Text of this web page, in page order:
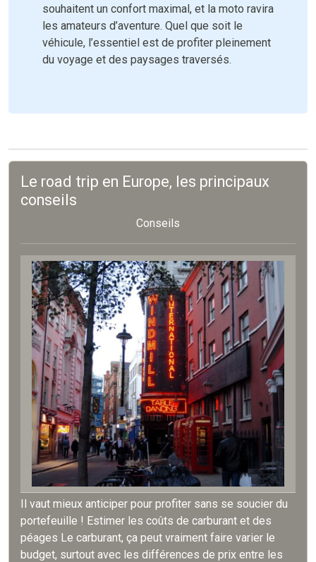
souhaitent un confort maximal, et la moto ravira
les amateurs d’aventure. Quel que soit le
véhicule, l’essentiel est de profiter pleinement
du voyage et des paysages traversés.
Le road trip en Europe, les principaux
conseils
Conseils
Il vaut mieux anticiper pour profiter sans se soucier du
portefeuille ! Estimer les coûts de carburant et des
péages Le carburant, ça peut vraiment faire varier le
budget, surtout avec les différences de prix entre les